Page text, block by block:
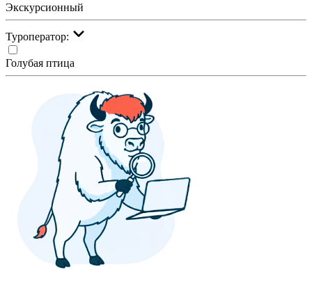
Экскурсионный
Туроператор:
Голубая птица